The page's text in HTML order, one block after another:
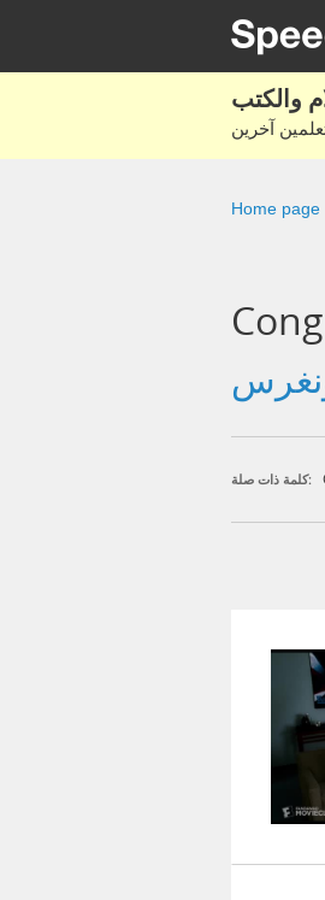
Home page
كلمة ذات صلة: